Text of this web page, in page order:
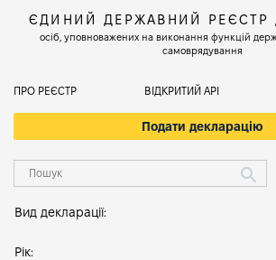
ЄДИНИЙ ДЕРЖАВНИЙ РЕЄСТР
осіб, уповноважених на виконання функцій
самоврядування
ПРО РЕЄСТР ВІДКРИТИЙ АРІ
Подати декларацію
Вид декларації:
Рік: